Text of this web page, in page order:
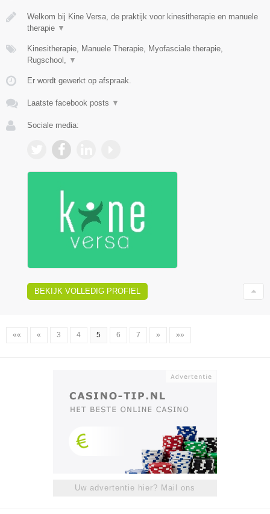
Welkom bij Kine Versa, de praktijk voor kinesitherapie en manuele
therapie ▼
Kinesitherapie, Manuele Therapie, Myofasciale therapie,
Rugschool,
▼
Er wordt gewerkt op afspraak.
Laatste facebook posts ▼
Sociale media:
BEKIJK VOLLEDIG PROFIEL
«« « 3 4 5 6 7 » »»
Uw advertentie hier? Mail ons